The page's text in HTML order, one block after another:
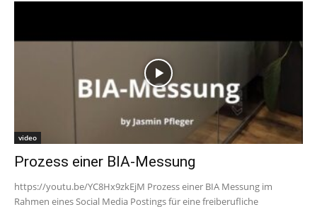
video
Prozess einer BIA-Messung
https://youtu.be/YC8Hx9zkEjM Prozess einer BIA Messung im
Rahmen eines Social Media Postings für eine freiberufliche